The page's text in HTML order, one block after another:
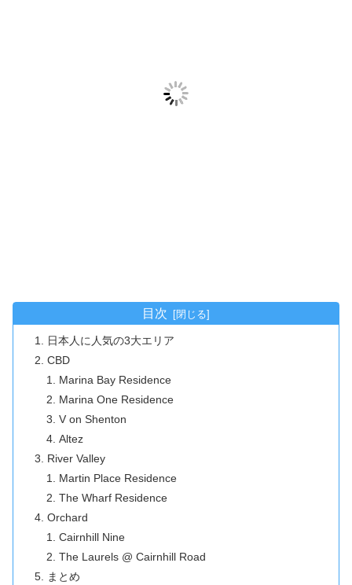
目次
日本人に人気の3大エリア
CBD
Marina Bay Residence
Marina One Residence
V on Shenton
Altez
River Valley
Martin Place Residence
The Wharf Residence
Orchard
Cairnhill Nine
The Laurels @ Cairnhill Road
まとめ